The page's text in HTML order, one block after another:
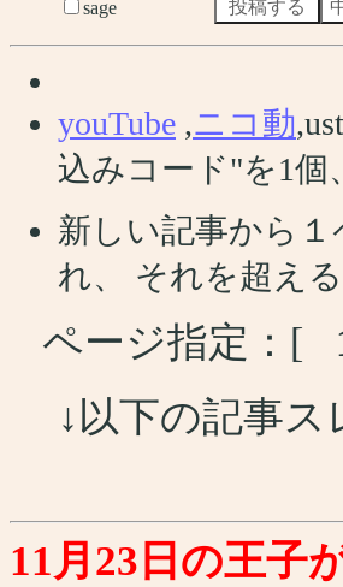
sage
youTube ,ニコ動
込みコード"を1
新しい記事から１
れ、 それを超え
ページ指定：[
↓以下の記事
11月23日の王子